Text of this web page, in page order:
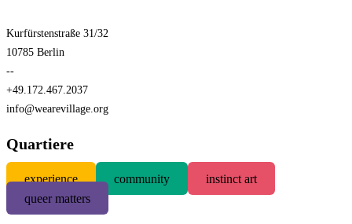
Kurfürstenstraße 31/32
10785 Berlin
--
+49.172.467.2037
info@wearevillage.org
Quartiere
experience community
instinct art
queer matters